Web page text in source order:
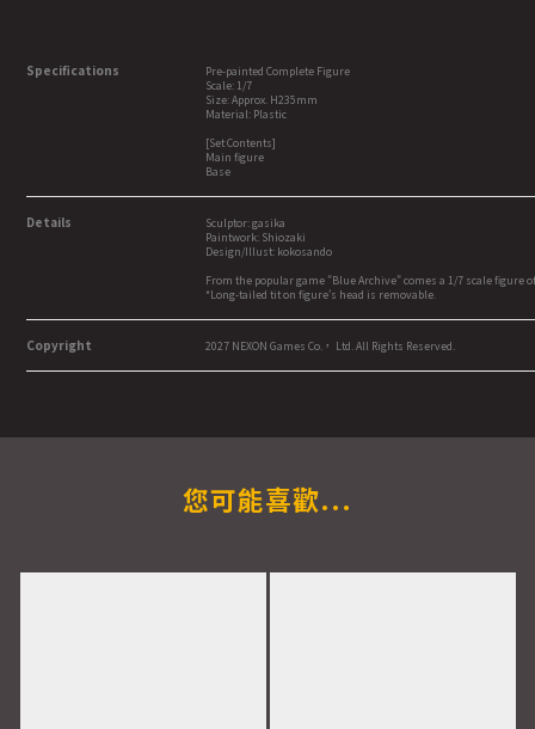
Specifications
Pre-painted Complete Figure
Scale: 1/7
Size: Approx. H235mm
Material: Plastic
[Set Contents]
Main figure
Base
Details
Sculptor: gasika
Paintwork: Shiozaki
Design/Illust: kokosando
From the popular game "Blue Archive" comes a 1/7 scale figure
*Long-tailed tit on figure's head is removable.
Copyright 2027 NEXON Games Co.， Ltd. All Rights Reserved.
您可能喜歡...